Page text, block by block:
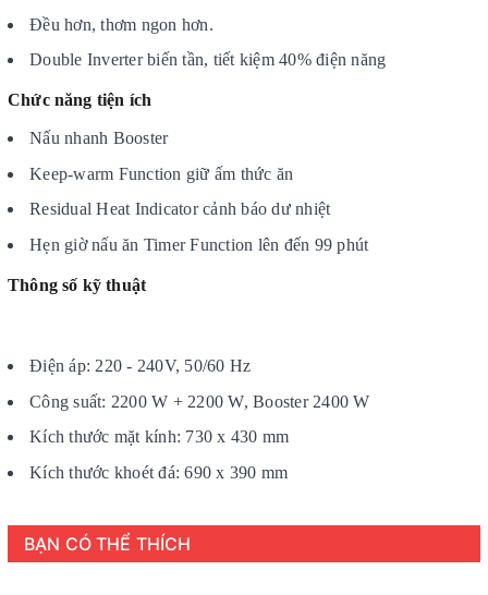
Đều hơn, thơm ngon hơn.
Double Inverter biến tần, tiết kiệm 40% điện năng
Chức năng tiện ích
Nấu nhanh Booster
Keep-warm Function giữ ấm thức ăn
Residual Heat Indicator cảnh báo dư nhiệt
Hẹn giờ nấu ăn Timer Function lên đến 99 phút
Thông số kỹ thuật
Điện áp: 220 - 240V, 50/60 Hz
Công suất: 2200 W + 2200 W, Booster 2400 W
Kích thước mặt kính: 730 x 430 mm
Kích thước khoét đá: 690 x 390 mm
BẠN CÓ THỂ THÍCH